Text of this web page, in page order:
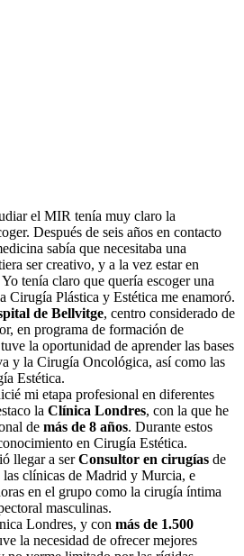
el MIR tenía muy claro la
Después de seis años en contacto
sabía que necesitaba una
ser creativo, y a la vez estar en
tenía claro que quería escoger una
Cirugía Plástica y Estética me enamoró.
de Bellvitge, centro considerado de
en programa de formación de
la oportunidad de aprender las bases
y la Cirugía Oncológica, así como las
Estética.
mi etapa profesional en diferentes
la Clínica Londres, con la que he
de más de 8 años. Durante estos
en Cirugía Estética.
llegar a serConsultor en cirugías de
clínicas de Madrid y Murcia, e
en el grupo como la cirugía íntima
masculinas.
Londres, y con más de 1.500
la necesidad de ofrecer mejores